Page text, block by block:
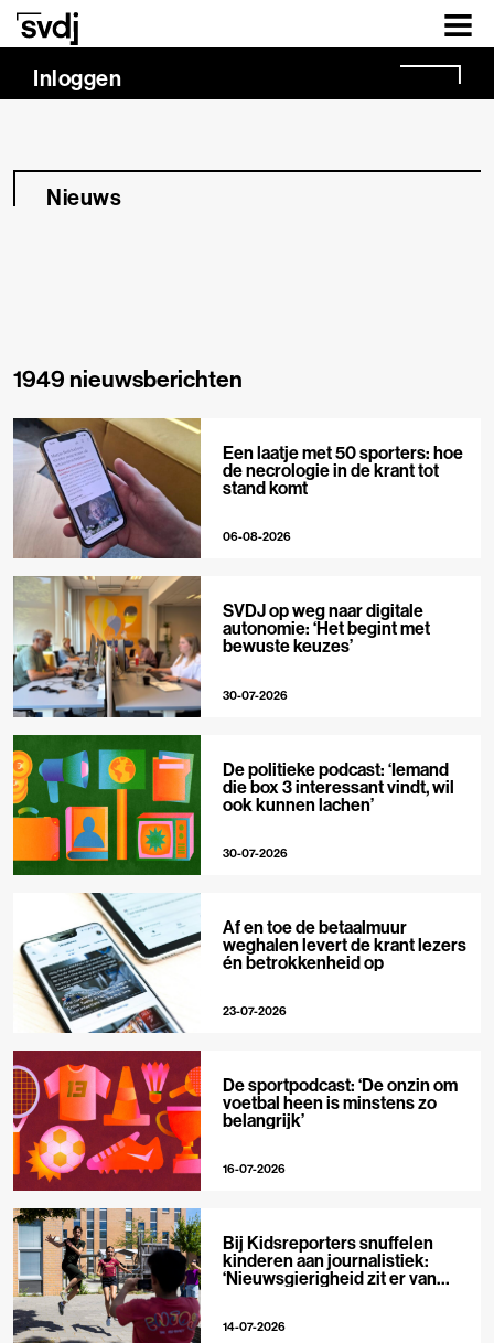
Naar hoofdinhoud
Inloggen
Nieuws
1949 nieuwsberichten
Een laatje met 50 sporters: hoe
de necrologie in de krant tot
stand komt
06-08-2026
SVDJ op weg naar digitale
autonomie: ‘Het begint met
bewuste keuzes’
30-07-2026
De politieke podcast: ‘Iemand
die box 3 interessant vindt, wil
ook kunnen lachen’
30-07-2026
Af en toe de betaalmuur
weghalen levert de krant lezers
én betrokkenheid op
23-07-2026
De sportpodcast: ‘De onzin om
voetbal heen is minstens zo
belangrijk’
16-07-2026
Bij Kidsreporters snuffelen
kinderen aan journalistiek:
‘Nieuwsgierigheid zit er van
14-07-2026